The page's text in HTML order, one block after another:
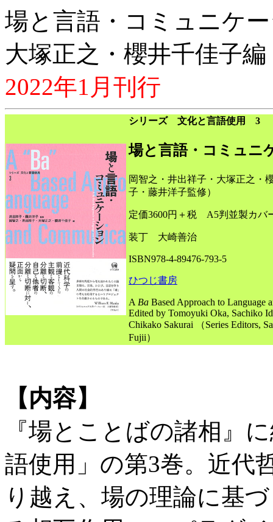
場と言語・コミュニケ
大塚正之・櫻井千佳子
2022年1月刊行
シリーズ 文化と言語使用 3
場と言語・コミュニ
岡智之・井出祥子・大塚正之・
子・藤井洋子監修）
定価3600円＋税 A5判並製カ
装丁 大崎善治
ISBN978-4-89476-793-5
ひつじ書房
A Ba Based Approach to Language
Edited by Tomoyuki Oka, Sachiko
Chikako Sakurai （Series Editors,
Fujii）
【内容】
『場とことばの諸相』
語使用」の第3巻。近代
り越え、場の理論に基